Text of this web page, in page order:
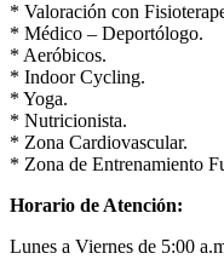
* Valoración con
* Médico – Deportólogo.
* Aeróbicos.
* Indoor Cycling.
* Yoga.
* Nutricionista.
* Zona Cardiovascular.
* Zona de Entrenamiento
Horario de Atención:
Lunes a Viernes de 5:00